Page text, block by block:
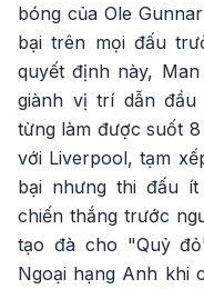
bóng của Ole
bại trên mọi đấu
quyết định này,
giành vị trí dẫn đầu
từng làm được suốt
với Liverpool, tạm
bại nhưng thi đấu
chiến thắng trước
tạo đà cho "Quỷ
Ngoại hạng Anh khi